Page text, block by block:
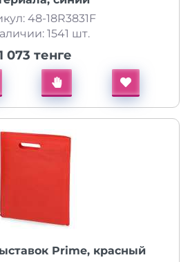
48-18R3831F
1541 шт.
073 тенге
Prime, красный